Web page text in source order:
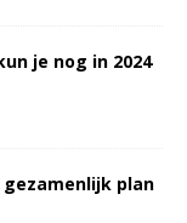
je nog in 2024
gezamenlijk plan